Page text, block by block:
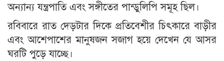
অন্যান্য যন্ত্রপাতি এবং সঙ্গীতের পান্ডুলিপি সমূহ ছিল।
রবিবারে রাত দেড়টার দিকে প্রতিবেশীর চিৎকারে বাড়ীর
এবং আশেপাশের মানুষজন সজাগ হয়ে দেখেন যে আসর
ঘরটি পুড়ে যাচ্ছে।